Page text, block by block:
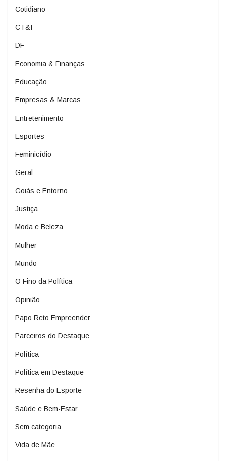
Cotidiano
CT&I
DF
Economia & Finanças
Educação
Empresas & Marcas
Entretenimento
Esportes
Feminicídio
Geral
Goiás e Entorno
Justiça
Moda e Beleza
Mulher
Mundo
O Fino da Política
Opinião
Papo Reto Empreender
Parceiros do Destaque
Política
Política em Destaque
Resenha do Esporte
Saúde e Bem-Estar
Sem categoria
Vida de Mãe